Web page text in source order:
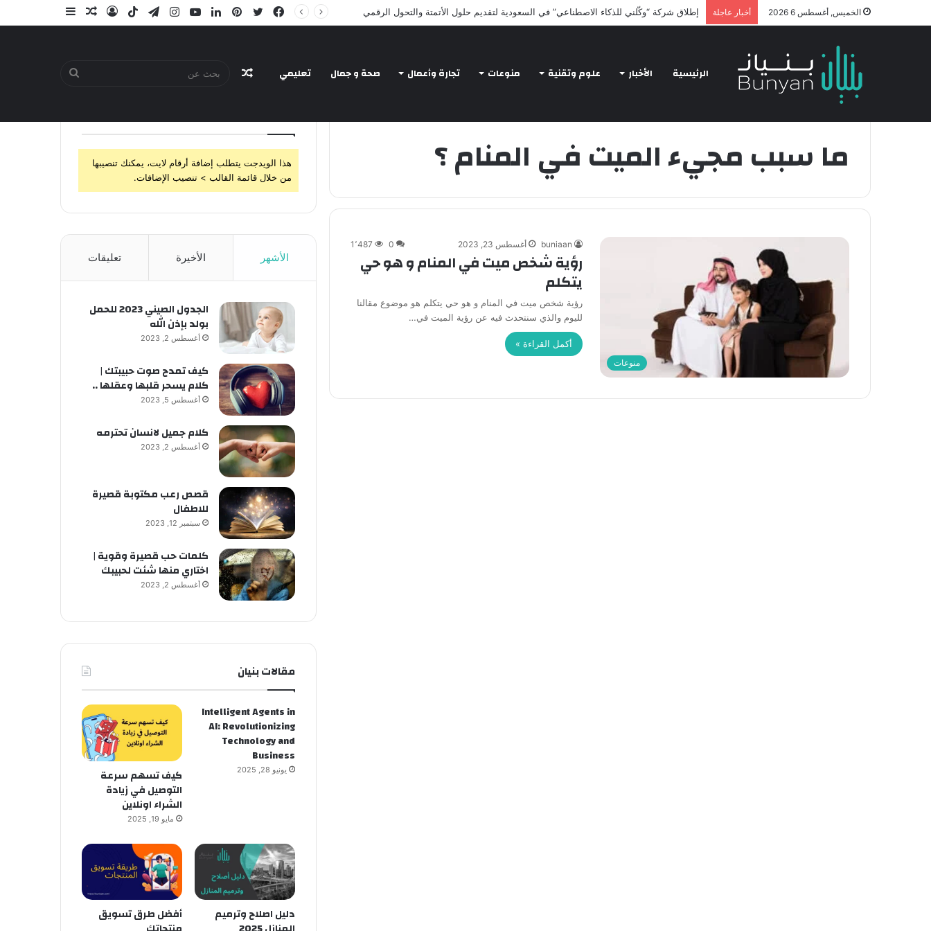
الخميس, أغسطس 6 2026 أخبار عاجلة إطلاق شركة “وكّلني للذكاء الاصطناعي” في السعودية لتقديم حلول الأتمتة والتحول الرقمي
إضافةمقالتسجيل
‫TikTok تيلقرام
انستقراميوتيوبلينكدإن
بينتيريستتويتر
فيسبوك
الرئيسية الأخبار علوم وتقنية منوعات تجارة وأعمال صحة و جمال تعليمي بحث مقال
عشوائي ما سبب مجيء الميت في المنام ؟
منوعات
buniaan أغسطس 23, 2023 0 1٬487
رؤية شخص ميت في المنام و هو حي
يتكلم
رؤية شخص ميت في المنام و هو حي يتكلم هو موضوع مقالنا
لليوم والذي سنتحدث فيه عن رؤية الميت في…
أكمل القراءة »
هذا الويدجت يتطلب إضافة أرقام لايت، يمكنك تنصيبها
من خلال قائمة القالب > تنصيب الإضافات.
الأشهر الأخيرة تعليقات
الجدول الصيني 2023 للحمل
بولد بإذن الله
أغسطس 2, 2023
كيف تمدح صوت حبيبتك |
كلام يسحر قلبها وعقلها ..
أغسطس 5, 2023
كلام جميل لانسان تحترمه
أغسطس 2, 2023
قصص رعب مكتوبة قصيرة
للاطفال
سبتمبر 12, 2023
كلمات حب قصيرة وقوية |
اختاري منها شئت لحبيبك
أغسطس 2, 2023
مقالات بنيان
Intelligent Agents in
AI: Revolutionizing
Technology and
Business
يونيو 28, 2025
كيف تسهم سرعة
التوصيل في زيادة
الشراء اونلاين
مايو 19, 2025
دليل اصلاح وترميم
أفضل طرق تسويق